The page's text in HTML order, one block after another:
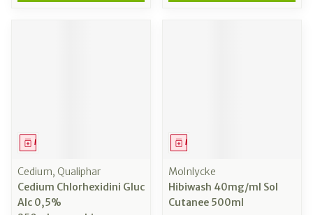
Médicament
Cedium, Qualiphar
Cedium Chlorhexidini Gluc
Alc 0,5%
Médicament
Molnlycke
Hibiwash 40mg/ml Sol
Cutanee 500ml